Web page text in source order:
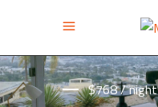
$768 / night